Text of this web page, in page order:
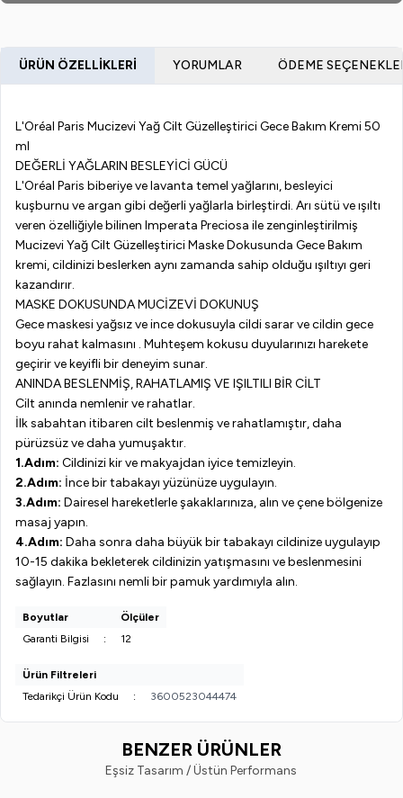
ÜRÜN ÖZELLIKLERI YORUMLAR ÖDEME
L'Oréal Paris Mucizevi Yağ Cilt Güzelleştirici Gece Bakım Kremi 50
ml
DEĞERLİ YAĞLARIN BESLEYİCİ GÜCÜ
L'Oréal Paris biberiye ve lavanta temel yağlarını, besleyici
kuşburnu ve argan gibi değerli yağlarla birleştirdi. Arı sütü ve ışıltı
veren özelliğiyle bilinen Imperata Preciosa ile zenginleştirilmiş
Mucizevi Yağ Cilt Güzelleştirici Maske Dokusunda Gece Bakım
kremi, cildinizi beslerken aynı zamanda sahip olduğu ışıltıyı geri
kazandırır.
MASKE DOKUSUNDA MUCİZEVİ DOKUNUŞ
Gece maskesi yağsız ve ince dokusuyla cildi sarar ve cildin gece
boyu rahat kalmasını . Muhteşem kokusu duyularınızı harekete
geçirir ve keyifli bir deneyim sunar.
ANINDA BESLENMİŞ, RAHATLAMIŞ VE IŞILTILI BİR CİLT
Cilt anında nemlenir ve rahatlar.
İlk sabahtan itibaren cilt beslenmiş ve rahatlamıştır, daha
pürüzsüz ve daha yumuşaktır.
1.Adım: Cildinizi kir ve makyajdan iyice temizleyin.
2.Adım: İnce bir tabakayı yüzünüze uygulayın.
3.Adım: Dairesel hareketlerle şakaklarınıza, alın ve çene bölgenize
masaj yapın.
4.Adım: Daha sonra daha büyük bir tabakayı cildinize uygulayıp
10-15 dakika bekleterek cildinizin yatışmasını ve beslenmesini
sağlayın. Fazlasını nemli bir pamuk yardımıyla alın.
Boyutlar
Ölçüler
Garanti Bilgisi
: 12
Ürün Filtreleri
Tedarikçi Ürün Kodu
: 3600523044474
BENZER ÜRÜNLER
Eşsiz Tasarım / Üstün Performans